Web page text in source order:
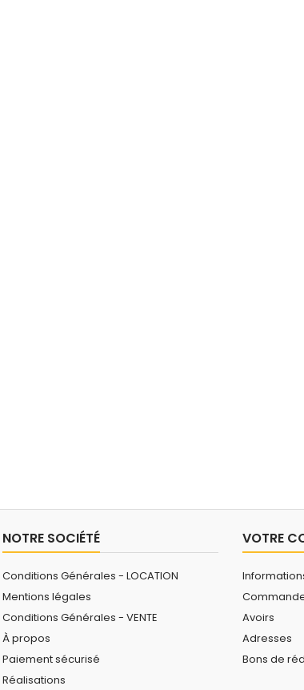
NOTRE SOCIÉTÉ
Conditions Générales - LOCATION
Mentions légales
Conditions Générales - VENTE
À propos
Paiement sécurisé
Réalisations
VOTRE
Avoirs
Adresses
Bons de